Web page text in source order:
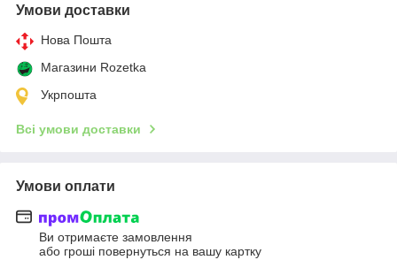
Умови доставки
Нова Пошта
Магазини Rozetka
Укрпошта
Всі умови доставки
Умови оплати
Ви отримаєте замовлення
або гроші повернуться на вашу картку